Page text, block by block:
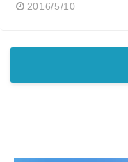
2016/5/10